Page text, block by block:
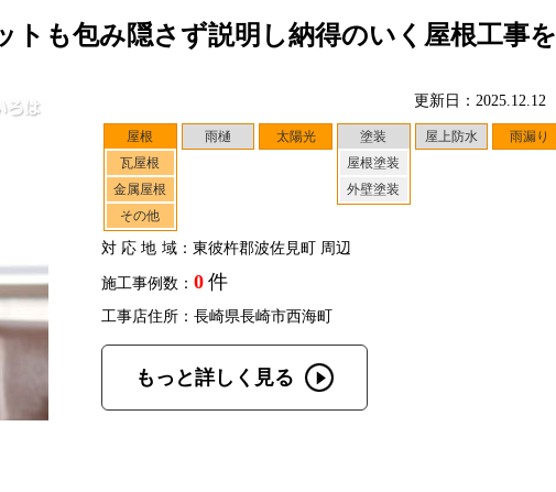
トも包み隠さず説明し納得のいく屋根工事を
更新日：2025.12.12
屋根
瓦屋根
金属屋根
その他
雨樋 太陽光
塗装
屋根塗装
外壁塗装
屋上防水 雨漏り
対応地域：東彼杵郡波佐見町 周辺
施工事例数： 0 件
工事店住所：長崎県長崎市西海町
もっと詳しく見る